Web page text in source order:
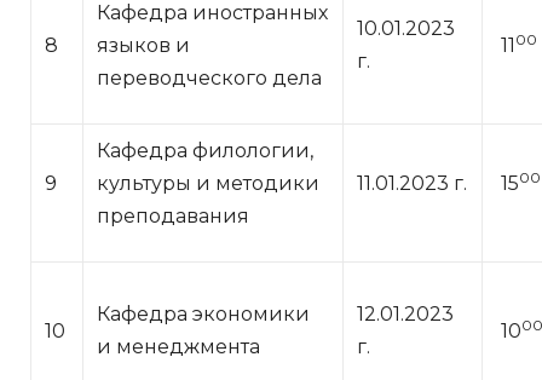
8
Кафедра иностранных
языков и
переводческого дела
10.01.2023
г.
11 00
9
Кафедра филологии,
культуры и методики
преподавания
11.01.2023 г. 1500
10
Кафедра экономики
и менеджмента
12.01.2023
г.
10